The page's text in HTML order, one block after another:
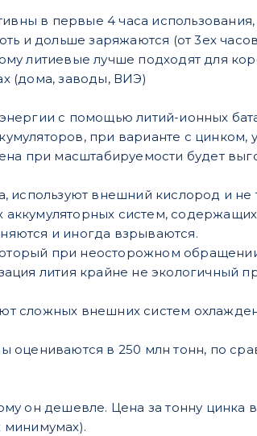
в первые 4 часа использования,
и дольше заряжаются (от 3ех
литиевые лучше подходят для
(дома, заводы, ВИЭ)
с помощью литий-ионных
при варианте с
при масштабируемости будет
используют внешний кислород и не
систем,
и иногда взрываются.
при неосторожном
лития крайне не экологичный
сложных внешних систем
оцениваются в 250 млн тонн, по
он дешевле. Цена за тонну цинка
минимумах).